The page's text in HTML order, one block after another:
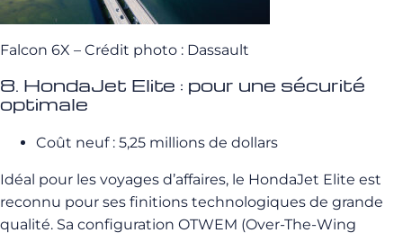
Falcon 6X – Crédit photo : Dassault
8. HondaJet Elite : pour une sécurité
optimale
Coût neuf : 5,25 millions de dollars
Idéal pour les voyages d’affaires, le HondaJet Elite est
reconnu pour ses finitions technologiques de grande
qualité. Sa configuration OTWEM (Over-The-Wing